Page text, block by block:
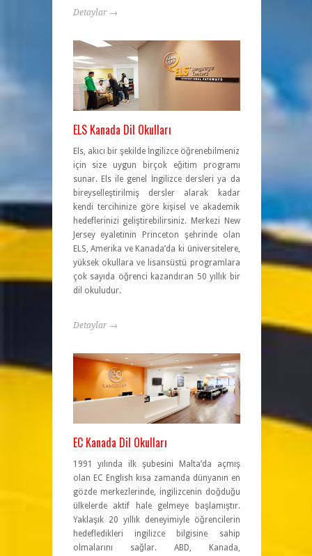
Detaylar →
ELS Kanada Dil Okulları
Els, akıcı bir şekilde İngilizce öğrenebilmeniz
için size uygun birçok eğitim programı
sunar. Els ile genel İngilizce dersleri ya da
bireyselleştirilmiş dersler alarak kadar
kendi tercihinize göre kişisel ve akademik
hedeflerinizi geliştirebilirsiniz. Merkezi New
Jersey eyaletinin Princeton şehrinde olan
ELS, Amerika ve Kanada’da ki üniversitelere,
yüksek okullara ve lisansüstü programlara
çok sayıda öğrenci kazandıran 50 yıllık bir
dil okuludur.
Detaylar →
EC Kanada Dil Okulları
1991 yılında ilk şubesini Malta’da açmış
olan EC English kısa zamanda dünyanın en
gözde merkezlerinde, ingilizcenin doğduğu
ülkelerde aktif hale gelmeye başlamıştır.
Yaklaşık 20 yıllık deneyimiyle öğrencilerin
hedefledikleri ingilizce bilgisine sahip
olmalarını sağlar. ABD, Kanada,